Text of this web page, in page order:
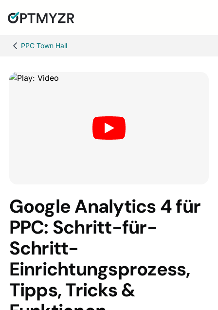
PPC Town Hall
Google Analytics 4 für
PPC: Schritt-für-Schritt-
Einrichtungsprozess,
Tipps, Tricks &
Funktionen
10. Mai 2023